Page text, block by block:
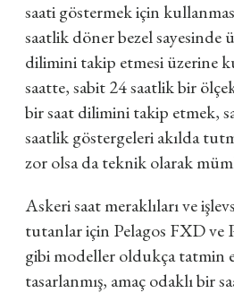
saati göstermek için
saatlik döner bezel sayesinde
dilimini takip etmesi üzerine
saatte, sabit 24 saatlik bir
bir saat dilimini takip etmek,
saatlik göstergeleri akılda
zor olsa da teknik olarak
Askeri saat meraklıları ve
tutanlar için Pelagos FXD
gibi modeller oldukça tatmin
tasarlanmış, amaç odaklı bir